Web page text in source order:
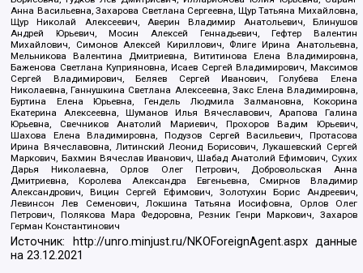
Анна Васильевна, Захарова Светлана Сергеевна, Щур Татьяна Михайловна,
Щур Николай Алексеевич, Аверин Владимир Анатольевич, Блинушов
Андрей Юрьевич, Мосин Алексей Геннадьевич, Гефтер Валентин
Михайлович, Симонов Алексей Кириллович, Флиге Ирина Анатольевна,
Мельникова Валентина Дмитриевна, Вититинова Елена Владимировна,
Баженова Светлана Куприяновна, Исаев Сергей Владимирович, Максимов
Сергей Владимирович, Беляев Сергей Иванович, Голубева Елена
Николаевна, Ганнушкина Светлана Алексеевна, Закс Елена Владимировна,
Буртина Елена Юрьевна, Гендель Людмила Залмановна, Кокорина
Екатерина Алексеевна, Шуманов Илья Вячеславович, Арапова Галина
Юрьевна, Свечников Анатолий Мариевич, Прохоров Вадим Юрьевич,
Шахова Елена Владимировна, Подузов Сергей Васильевич, Протасова
Ирина Вячеславовна, Литинский Леонид Борисович, Лукашевский Сергей
Маркович, Бахмин Вячеслав Иванович, Шабад Анатолий Ефимович, Сухих
Дарья Николаевна, Орлов Олег Петрович, Добровольская Анна
Дмитриевна, Королева Александра Евгеньевна, Смирнов Владимир
Александрович, Вицин Сергей Ефимович, Золотухин Борис Андреевич,
Левинсон Лев Семенович, Локшина Татьяна Иосифовна, Орлов Олег
Петрович, Полякова Мара Федоровна, Резник Генри Маркович, Захаров
Герман Константинович
Источник: http://unro.minjust.ru/NKOForeignAgent.aspxданные
на23.12.2021